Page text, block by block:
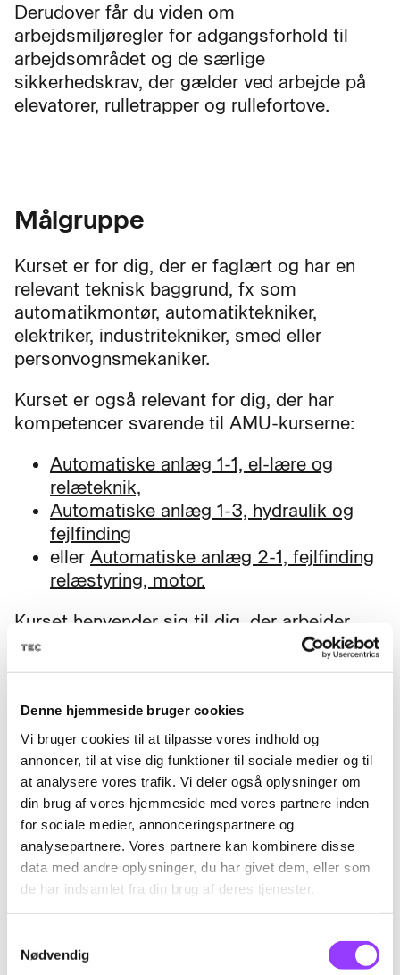
Denne hjemmeside bruger cookies
Vi bruger cookies til at tilpasse vores indhold og
annoncer, til at vise dig funktioner til sociale medier og til
at analysere vores trafik. Vi deler også oplysninger om
din brug af vores hjemmeside med vores partnere inden
for sociale medier, annonceringspartnere og
analysepartnere. Vores partnere kan kombinere disse
data med andre oplysninger, du har givet dem, eller som
de har indsamlet fra din brug af deres tjenester.
Nødvendig
Derudover får du viden om
arbejdsmiljøregler for adgangsforhold til
arbejdsområdet og de særlige
sikkerhedskrav, der gælder ved arbejde på
elevatorer, rulletrapper og rullefortove.
Målgruppe
Kurset er for dig, der er faglært og har en
relevant teknisk baggrund, fx som
automatikmontør, automatiktekniker,
elektriker, industritekniker, smed eller
personvognsmekaniker.
Kurset er også relevant for dig, der har
kompetencer svarende til AMU-kurserne:
Automatiske anlæg 1-1, el-lære og
relæteknik,
Automatiske anlæg 1-3, hydraulik og
fejlfinding
eller Automatiske anlæg 2-1, fejlfinding
relæstyring, motor.
Kurset henvender sig til dig, der arbejder
med eller ønsker at arbejde med service og
vedligehold i elevatorbranchen.
Mål
Efter kurset kan du medvirke ved service-
og vedligeholdelsesopgaver på elevatorer,
rulletrapper og rullefortove.
Du har kendskab til national lovgivning og
internationale standarder for forskellige
typer elevatorer, rulletrapper og rullefortove.